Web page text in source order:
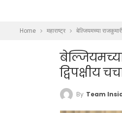
Home महाराष्ट्र बेल्जियमच्या
द्विपक्षीय
By Team